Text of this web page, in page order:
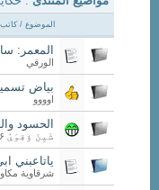
الموضوع /
المعمر:
الورقي
بياض
اوووو
الحسود
شَيِنّ ۉقِوَيُ ۶ـيِنٌ
ياتاعبني
شرقاوية